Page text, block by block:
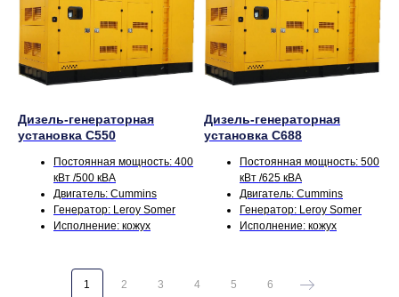
Дизель-генераторная
установка С550
Постоянная мощность: 400
кВт /500 кВА
Двигатель: Cummins
Генератор: Leroy Somer
Исполнение: кожух
Дизель-генераторная
установка С688
Постоянная мощность: 500
кВт /625 кВА
Двигатель: Cummins
Генератор: Leroy Somer
Исполнение: кожух
1 2 3 4 5 6